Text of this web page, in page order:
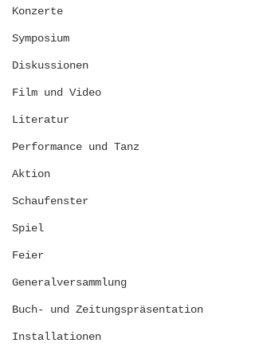
Konzerte
Symposium
Diskussionen
Film und Video
Literatur
Performance und Tanz
Aktion
Schaufenster
Spiel
Feier
Generalversammlung
Buch- und Zeitungspräsentation
Installationen